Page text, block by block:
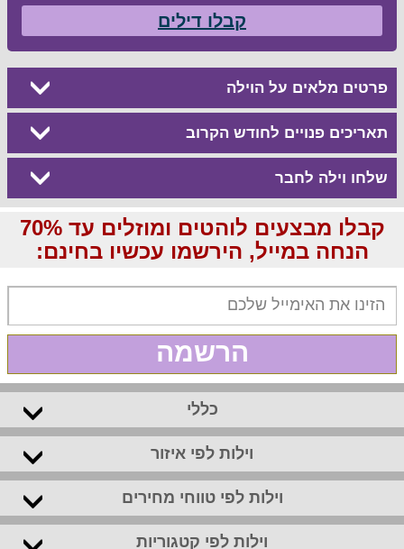
קבלו דילים
פרטים מלאים על הוילה
תאריכים פנויים לחודש הקרוב
שלחו וילה לחבר
קבלו מבצעים לוהטים ומוזלים עד 70%
הנחה במייל, הירשמו עכשיו בחינם:
הרשמה
כללי
וילות לפי איזור
וילות לפי טווחי מחירים
וילות לפי קטגוריות